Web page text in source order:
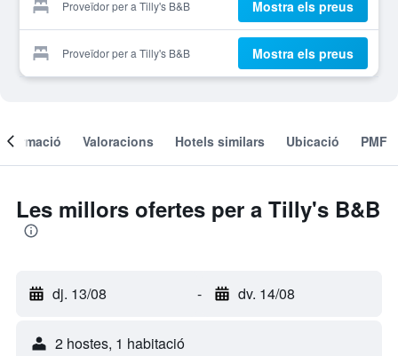
Proveïdor per a Tilly's B&B Mostra els preus
Proveïdor per a Tilly's B&B Mostra els preus
Valoracions Hotels similars Ubicació PMF
Les millors ofertes per a Tilly's B&B
dj. 13/08 - dv. 14/08
2 hostes, 1 habitació